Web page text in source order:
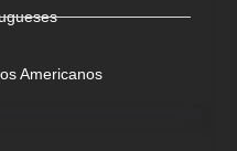
Americanos